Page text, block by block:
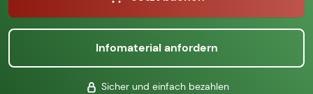
Infomaterial anfordern
Sicher und einfach bezahlen